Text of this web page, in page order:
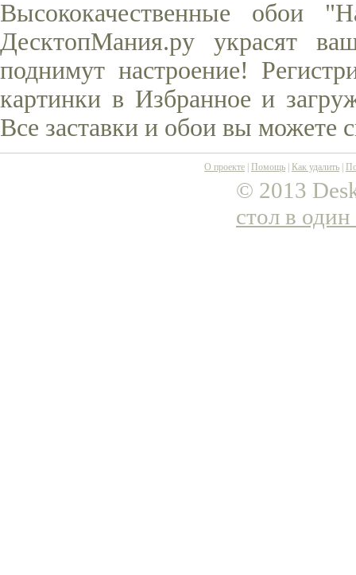
Высококачественные обои
ДесктопМания.ру украсят
поднимут настроение!
картинки в Избранное и
Все заставки и обои вы можете
О проекте Помощь Как удалить
© 2013
стол в